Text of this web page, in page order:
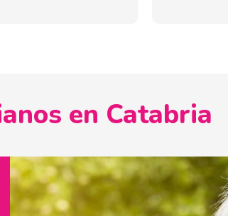
en Catabria